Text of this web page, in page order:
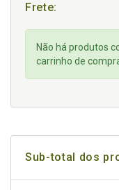
Frete:
Não há produtos
carrinho de
Sub-total dos